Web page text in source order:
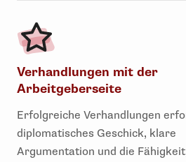
Verhandlungen mit der
Arbeitgeberseite
Erfolgreiche Verhandlungen
diplomatisches Geschick, klare
Argumentation und die